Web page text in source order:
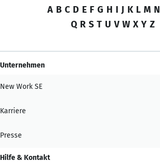
A B C D E F G H I J K L M N
Q R S T U V W X Y Z
Unternehmen
New Work SE
Karriere
Presse
Hilfe & Kontakt